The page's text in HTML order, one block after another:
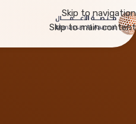
Skip to navigation
Skip to main content